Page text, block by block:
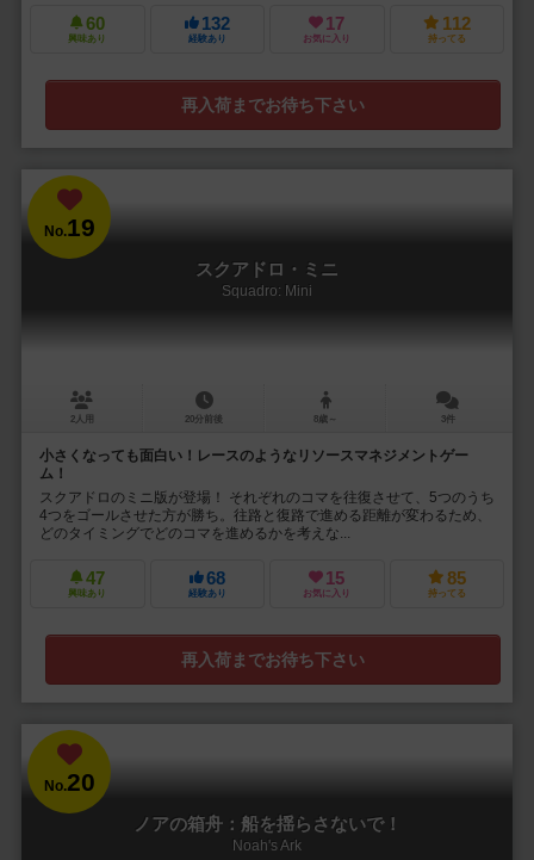
60
興味あり
132
経験あり
17
お気に入り
112
持ってる
再入荷までお待ち下さい
No.19
スクアドロ・ミニ
Squadro: Mini
2人用 20分前後 8歳～ 3件
小さくなっても面白い！レースのようなリソースマネジメントゲー
ム！
スクアドロのミニ版が登場！ それぞれのコマを往復させて、5つのうち
4つをゴールさせた方が勝ち。往路と復路で進める距離が変わるため、
どのタイミングでどのコマを進めるかを考えな...
47
興味あり
68
経験あり
15
お気に入り
85
持ってる
再入荷までお待ち下さい
No.20
ノアの箱舟：船を揺らさないで！
Noah's Ark